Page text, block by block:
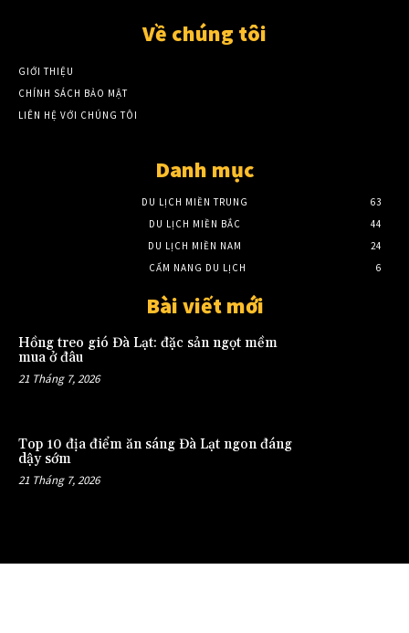
Về chúng tôi
GIỚI THIỆU
CHÍNH SÁCH BẢO MẬT
LIÊN HỆ VỚI CHÚNG TÔI
Danh mục
DU LỊCH MIỀN TRUNG
63
DU LỊCH MIỀN BẮC
44
DU LỊCH MIỀN NAM
24
CẨM NANG DU LỊCH
6
Bài viết mới
Hồng treo gió Đà Lạt: đặc sản ngọt mềm
mua ở đâu
21 Tháng 7, 2026
Top 10 địa điểm ăn sáng Đà Lạt ngon đáng
dậy sớm
21 Tháng 7, 2026